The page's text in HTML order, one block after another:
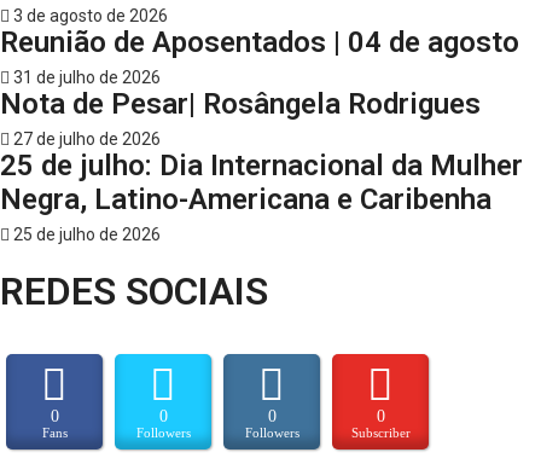
3 de agosto de 2026
Reunião de Aposentados | 04 de agosto
31 de julho de 2026
Nota de Pesar| Rosângela Rodrigues
27 de julho de 2026
25 de julho: Dia Internacional da Mulher
Negra, Latino-Americana e Caribenha
25 de julho de 2026
REDES SOCIAIS
0
Fans
0
Followers
0
Followers
0
Subscriber